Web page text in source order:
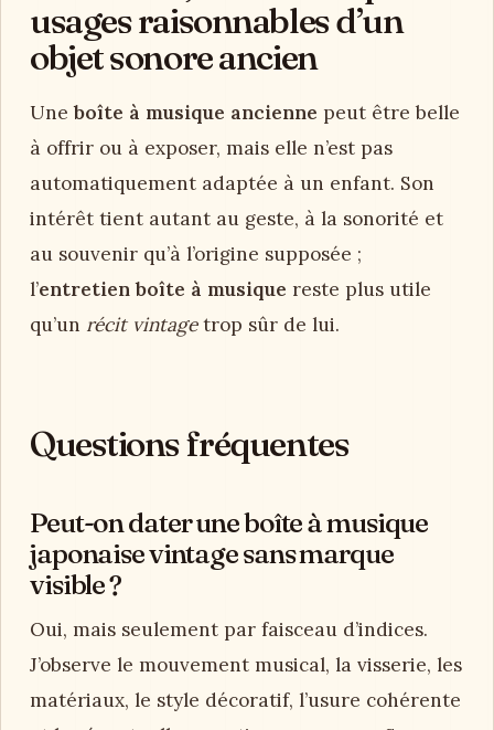
usages raisonnables d’un
objet sonore ancien
Uneboîte à musique ancienne peut être belle
à offrir ou à exposer, mais elle n’est pas
automatiquement adaptée à un enfant. Son
intérêt tient autant au geste, à la sonorité et
au souvenir qu’à l’origine supposée ;
l’entretien boîte à musique reste plus utile
qu’un récit vintagetrop sûr de lui.
Questions fréquentes
Peut-on dater une boîte à musique
japonaise vintage sans marque
visible ?
Oui, mais seulement par faisceau d’indices.
J’observe le mouvement musical, la visserie, les
matériaux, le style décoratif, l’usure cohérente